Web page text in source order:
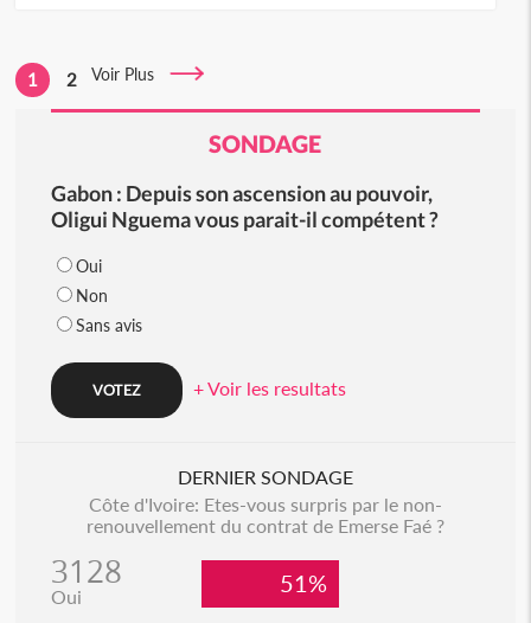
1 2 Voir Plus
SONDAGE
Gabon : Depuis son ascension au pouvoir,
Oligui Nguema vous parait-il compétent ?
Oui
Non
Sans avis
+ Voir les resultats
DERNIER SONDAGE
Côte d'Ivoire: Etes-vous surpris par le non-
renouvellement du contrat de Emerse Faé ?
3128
Oui 51%